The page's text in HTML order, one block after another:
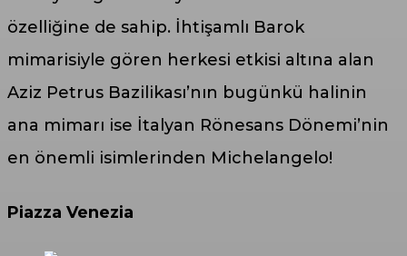
özelliğine de sahip. İhtişamlı Barok
mimarisiyle gören herkesi etkisi altına alan
Aziz Petrus Bazilikası’nın bugünkü halinin
ana mimarı ise İtalyan Rönesans Dönemi’nin
en önemli isimlerinden Michelangelo!
Piazza Venezia